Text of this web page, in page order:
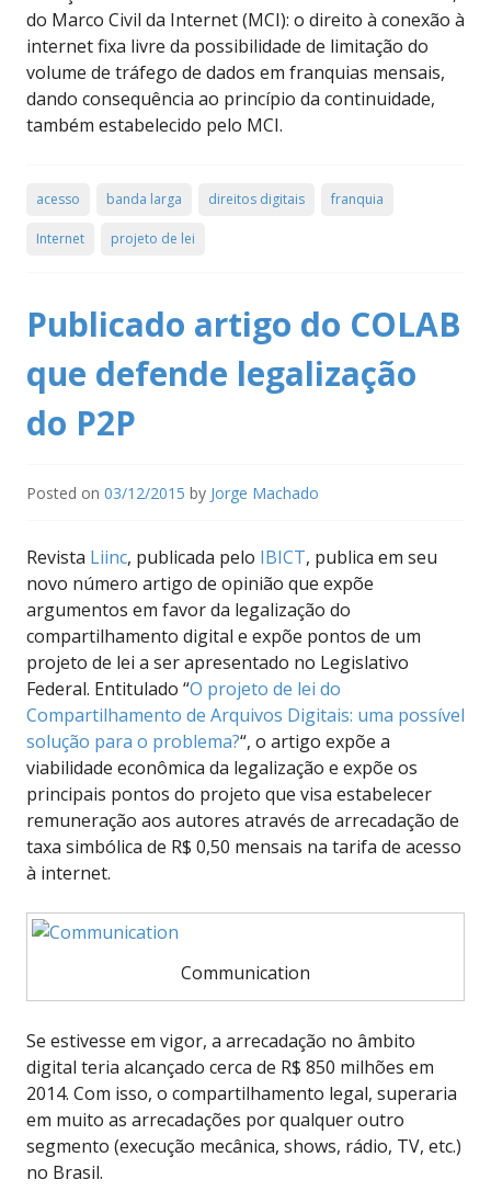
do Marco Civil da Internet (MCI): o direito à conexão à
internet fixa livre da possibilidade de limitação do
volume de tráfego de dados em franquias mensais,
dando consequência ao princípio da continuidade,
também estabelecido pelo MCI.
acesso banda larga direitos digitais franquia
Internet projeto de lei
Publicado artigo do COLAB
que defende legalização
do P2P
Posted on 03/12/2015 by Jorge Machado
Revista Liinc, publicada pelo IBICT, publica em seu
novo número artigo de opinião que expõe
argumentos em favor da legalização do
compartilhamento digital e expõe pontos de um
projeto de lei a ser apresentado no Legislativo
Federal. Entitulado “O projeto de lei do
Compartilhamento de Arquivos Digitais: uma possível
solução para o problema?“, o artigo expõe a
viabilidade econômica da legalização e expõe os
principais pontos do projeto que visa estabelecer
remuneração aos autores através de arrecadação de
taxa simbólica de R$ 0,50 mensais na tarifa de acesso
à internet.
Communication
Se estivesse em vigor, a arrecadação no âmbito
digital teria alcançado cerca de R$ 850 milhões em
2014. Com isso, o compartilhamento legal, superaria
em muito as arrecadações por qualquer outro
segmento (execução mecânica, shows, rádio, TV, etc.)
no Brasil.